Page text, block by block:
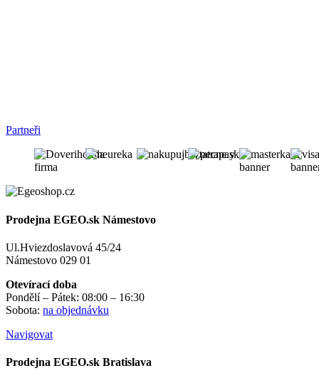
Partneři
Prodejna EGEO.sk Námestovo
Ul.Hviezdoslavová 45/24
Námestovo 029 01
Otevírací doba
Pondělí – Pátek: 08:00 – 16:30
Sobota: na objednávku
Navigovat
Prodejna EGEO.sk Bratislava